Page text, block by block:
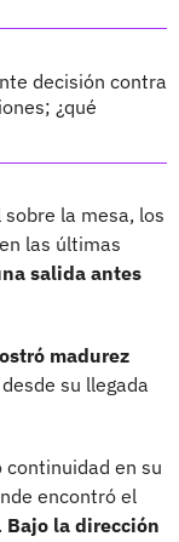
decisión contra
¿qué
la mesa, los
las últimas
salida antes
madurez
su llegada
continuidad en su
encontró el
Bajo la dirección